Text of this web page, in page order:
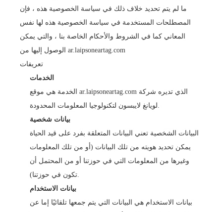
ما لم يتم تحديد خلاف ذلك في سياسة الخصوصية هذه ، فإن
المصطلحات المستخدمة في سياسة الخصوصية هذه لها نفس
المعاني كما في الشروط والأحكام الخاصة بنا ، والتي يمكن
الوصول إليها من ar.laipsoneartag.com
تعريفات
الخدمات
الخدمة هي موقع ar.laipsoneartag.com الذي تديره شركة
لويانغ لايبسون لتكنولوجيا المعلومات المحدودة.
بيانات شخصية
البيانات الشخصية تعني البيانات المتعلقة بفرد على قيد الحياة
يمكن تحديد هويته من تلك البيانات (أو من تلك المعلومات
وغيرها من المعلومات التي في حوزتنا أو من المحتمل أن
تكون في حوزتنا).
بيانات الاستخدام
بيانات الاستخدام هي البيانات التي يتم جمعها تلقائيًا إما عن